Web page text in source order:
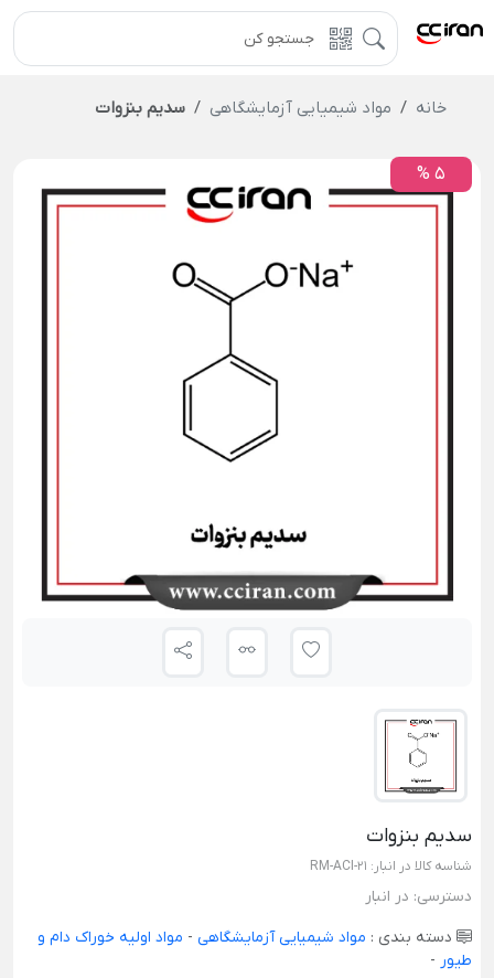
خانه مواد شیمیایی آزمایشگاهی سدیم بنزوات
5 %
سدیم بنزوات
شناسه کالا در انبار: RM-ACI-21
دسترسی: در انبار
دسته بندی : مواد شیمیایی آزمایشگاهی - مواد اولیه خوراک دام و
طیور -